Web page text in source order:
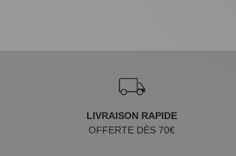
LIVRAISON RAPIDE
OFFERTE DÈS 70€